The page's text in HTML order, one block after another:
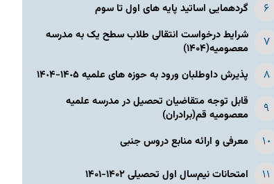
گردهمایی اساتید پایه های اول تا سوم
شرایط درخواست انتقالی طلاب سطح یک به مدرسه
معصومیه(۱۴۰۴)
پذیرش داوطلبان ورود به حوزه های علمیه ١۴٠۵-١۴٠۴
قابل توجه متقاضیان تحصیل در مدرسه علمیه
معصومیه قم(برادران)
معرفی و ارائه منابع دروس جنبی
امتحانات نیم‌سال اول تحصیلی ۱۴۰۲-۱۴۰۱